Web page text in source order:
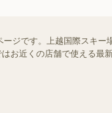
ジです。上越国際スキ
お近くの店舗で使える最